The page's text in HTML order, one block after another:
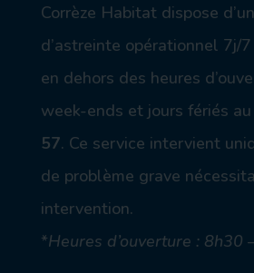
on
_a
ic
Corrèze Habitat dispose
d’astreinte opérationnel 7j/
en dehors des heures
week-ends et jours fériés au
57. Ce service intervient
de problème grave
intervention.
*Heures d’ouverture : 8h30